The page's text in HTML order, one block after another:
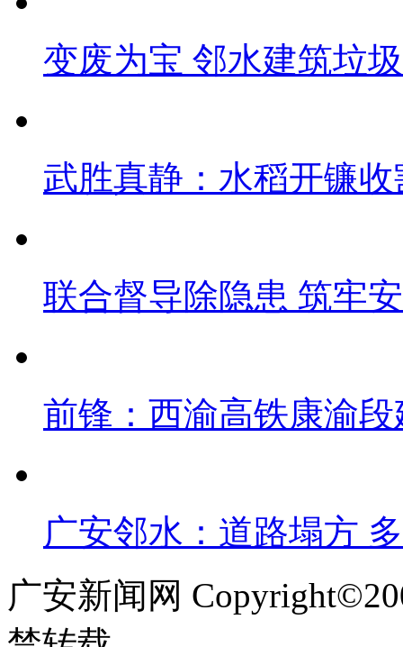
变废为宝 邻水建筑垃
武胜真静：水稻开镰
联合督导除隐患 筑牢
前锋：西渝高铁康渝
广安邻水：道路塌方
广安新闻网